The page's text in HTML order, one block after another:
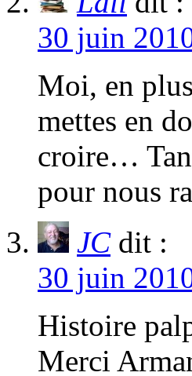
30 juin
Moi, en
mettes en
croire…
pour nous
JC dit :
30 juin
Histoire
Merci